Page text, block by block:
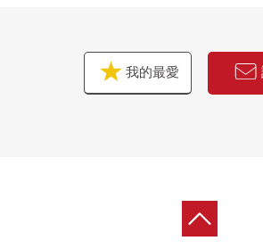
我的最愛